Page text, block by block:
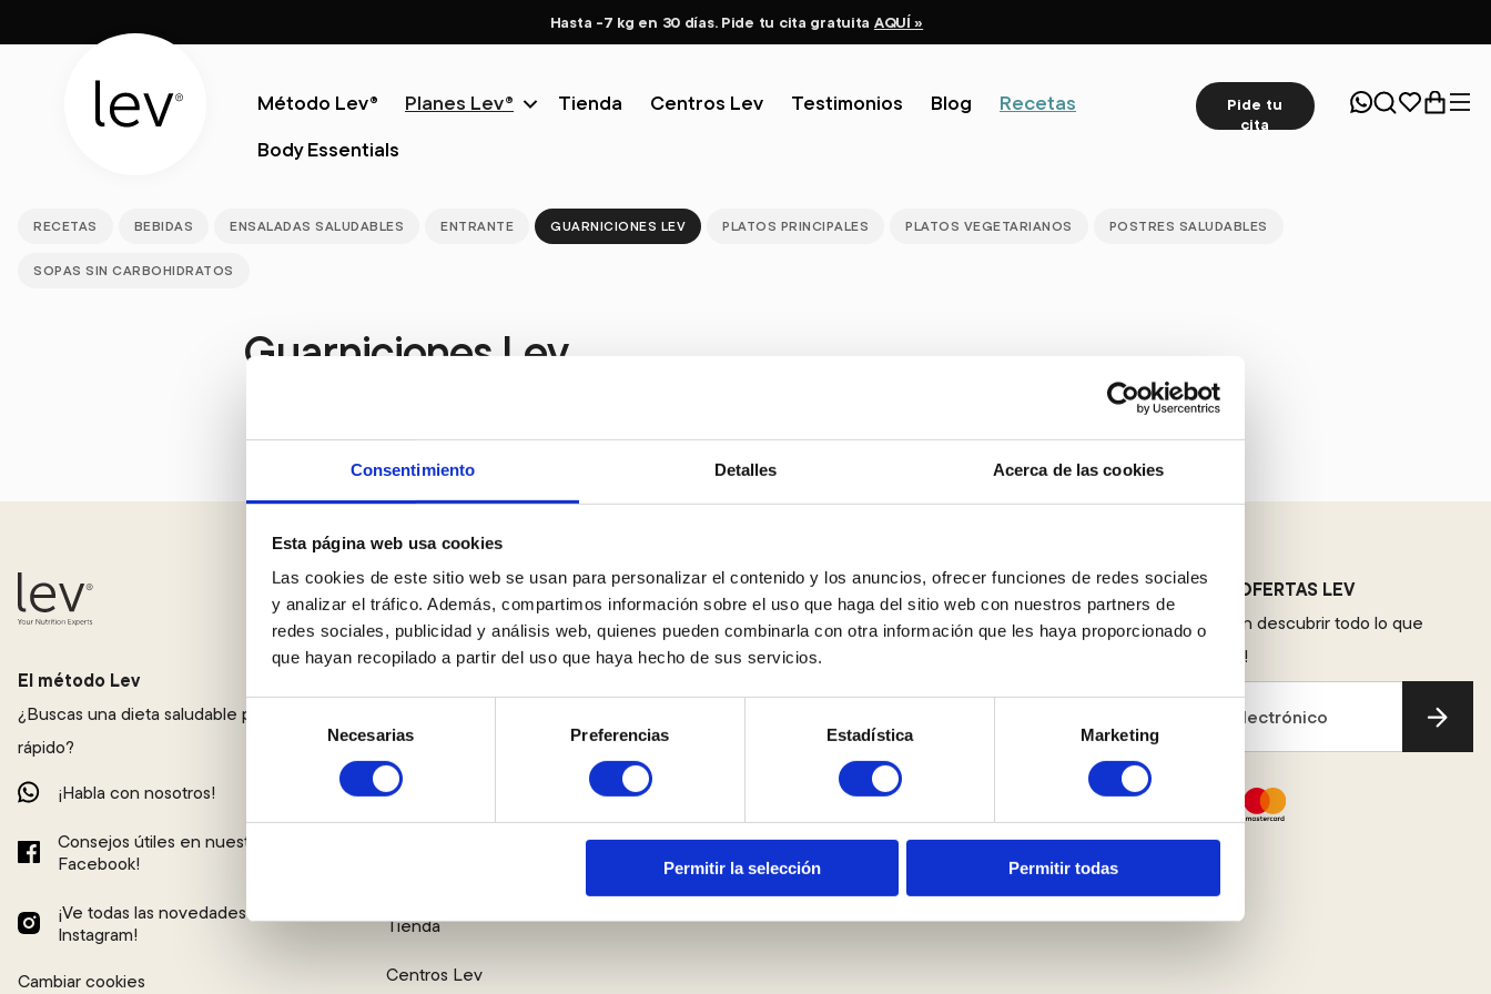
Consentimiento Detalles Acerca de las cookies
Esta página web usa cookies
Las cookies de este sitio web se usan para personalizar el contenido y los anuncios, ofrecer funciones de redes sociales
y analizar el tráfico. Además, compartimos información sobre el uso que haga del sitio web con nuestros partners de
redes sociales, publicidad y análisis web, quienes pueden combinarla con otra información que les haya proporcionado o
que hayan recopilado a partir del uso que haya hecho de sus servicios.
Selección
consentimiento
Necesarias Preferencias Estadística Marketing
Permitir la selección Permitir todas
Hasta -7 kg en 30 días. Pide tu cita gratuita AQUÍ »
Método Lev® Planes Lev® Tienda Centros Lev Testimonios Blog
Recetas
Body Essentials
Pide tu
cita
RECETAS BEBIDAS ENSALADAS SALUDABLES ENTRANTE GUARNICIONES LEV PLATOS PRINCIPALES PLATOS VEGETARIANOS POSTRES SALUDABLES
SOPAS SIN CARBOHIDRATOS
Guarniciones Lev
El método Lev
¿Buscas una dieta saludable para adelgazar
rápido?
¡Habla con nosotros!
Consejos útiles en nuestra página de
Facebook!
¡Ve todas las novedades en nuestro
Instagram!
Cambiar cookies
Método Lev®
Planes Lev®
Plan Shape
Plan Fit
Plan Detox
Tienda
Centros Lev
Sobre Nosotros
Preguntas Frecuentes
Política de Privacidad
Aviso Legal
Clipping de Prensa
NOVEDADS Y OFERTAS LEV
Sé el primero en descubrir todo lo que
tenemos para ti!
Tu correo electrónico